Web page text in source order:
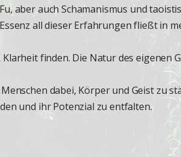
aber auch Schamanismus und
all dieser Erfahrungen fließt in
finden. Die Natur des eigenen
dabei, Körper und Geist zu
und ihr Potenzial zu entfalten.